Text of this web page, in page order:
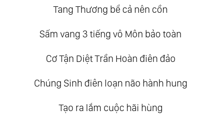
Tang Thương bể cả nên cồn
Sấm vang 3 tiếng vô Môn bảo toàn
Cơ Tận Diệt Trần Hoàn điên đảo
Chúng Sinh điên loạn não hành hung
Tạo ra lắm cuộc hãi hùng